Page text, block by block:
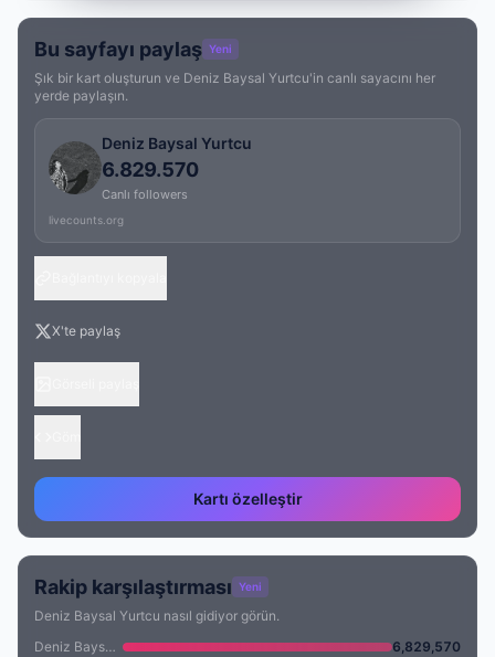
Bu sayfayı paylaş Yeni
Şık bir kart oluşturun ve Deniz Baysal Yurtcu'in canlı sayacını her
yerde paylaşın.
Deniz Baysal Yurtcu
6.829.570
Canlı followers
livecounts.org
X'te paylaş
Kartı özelleştir
Rakip karşılaştırması Yeni
Deniz Baysal Yurtcu nasıl gidiyor görün.
Deniz Baysal Yurtcu
6,829,570